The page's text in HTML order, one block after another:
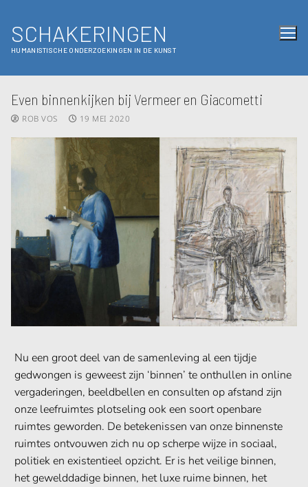
SCHAKERINGEN
HUMANISTISCHE ONDERZOEKINGEN IN DE KUNST
Even binnenkijken bij Vermeer en Giacometti
ROB VOS 19 MEI 2020
Nu een groot deel van de samenleving al een tijdje
gedwongen is geweest zijn ‘binnen’ te onthullen in online
vergaderingen, beeldbellen en consulten op afstand zijn
onze leefruimtes plotseling ook een soort openbare
ruimtes geworden. De betekenissen van onze binnenste
ruimtes ontvouwen zich nu op scherpe wijze in sociaal,
politiek en existentieel opzicht. Er is het veilige binnen,
het gewelddadige binnen, het luxe ruime binnen, het